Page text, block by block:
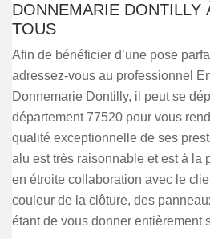
DONNEMARIE DONTILLY
TOUS
Afin de bénéficier d’une pose
adressez-vous au professionnel
Donnemarie Dontilly, il peut se
département 77520 pour vous
qualité exceptionnelle de ses
alu est très raisonnable et est à la
en étroite collaboration avec le
couleur de la clôture, des
étant de vous donner entièrement